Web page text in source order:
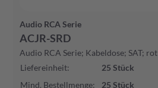
Audio RCA Serie
ACJR-SRD
Audio RCA Serie; Kabeldose; SAT; rot
Liefereinheit: 25 Stück
Mind. Bestellmenge: 25 Stück